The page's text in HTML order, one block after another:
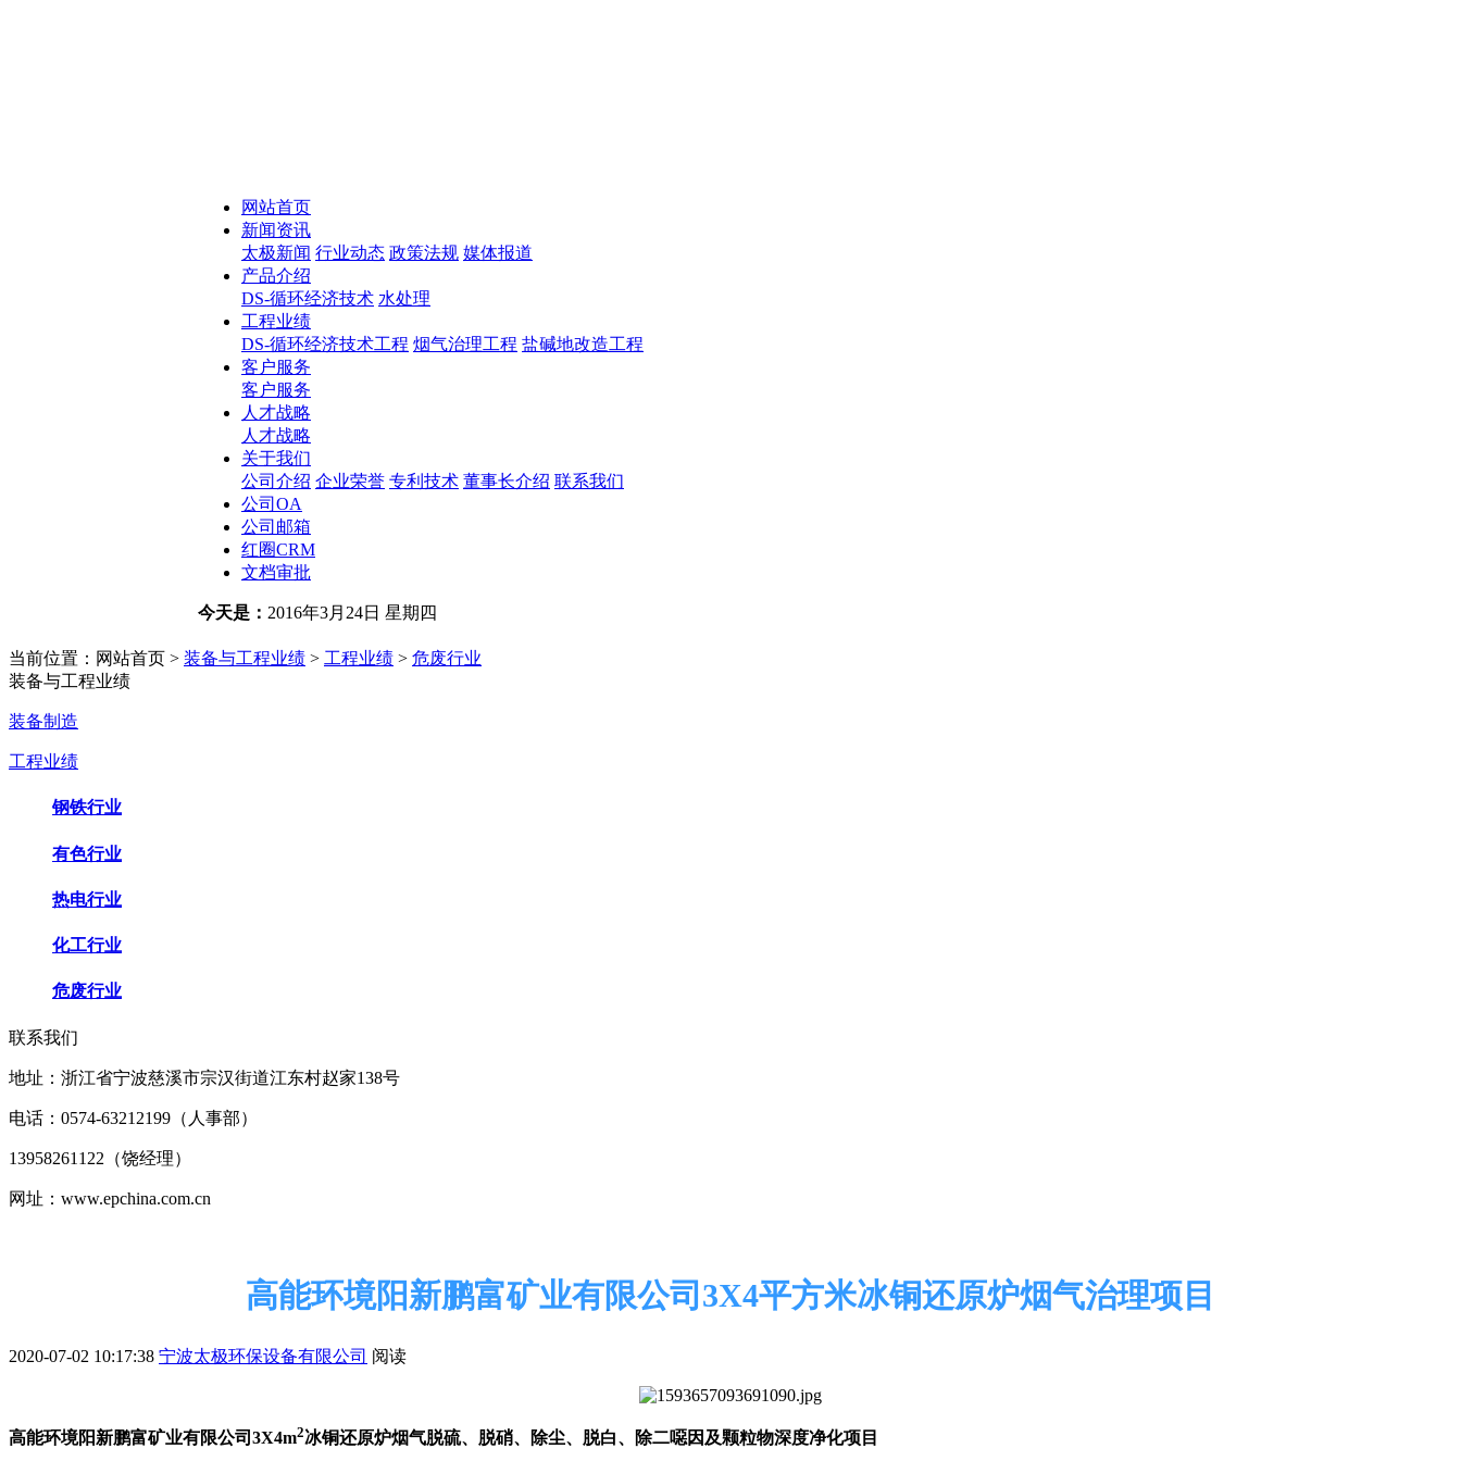
网站首页
新闻资讯
太极新闻 行业动态 政策法规 媒体报道
产品介绍
DS-循环经济技术 水处理
工程业绩
DS-循环经济技术工程 烟气治理工程 盐碱地改造工程
客户服务
客户服务
人才战略
人才战略
关于我们
公司介绍 企业荣誉 专利技术 董事长介绍 联系我们
公司OA
公司邮箱
红圈CRM
文档审批
今天是： 2016年3月24日 星期四
当前位置：网站首页 > 装备与工程业绩 > 工程业绩 > 危废行业
装备与工程业绩
装备制造
工程业绩
钢铁行业
有色行业
热电行业
化工行业
危废行业
联系我们
地址：浙江省宁波慈溪市宗汉街道江东村赵家138号
电话：0574-63212199（人事部）
13958261122（饶经理）
网址：www.epchina.com.cn
高能环境阳新鹏富矿业有限公司3X4平方米冰铜还原炉烟气治理项目
2020-07-02 10:17:38 宁波太极环保设备有限公司 阅读
高能环境阳新鹏富矿业有限公司3X4m2冰铜还原炉烟气脱硫、脱硝、除尘、脱白、除二噁因及颗粒物深度净化项目